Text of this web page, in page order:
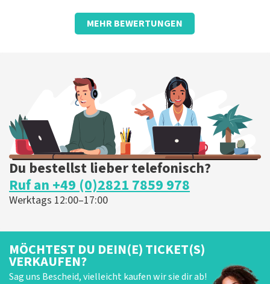
Bewertung von Luc Huysmans überTopTicketShop
Pünktlicher Service
MEHR BEWERTUNGEN
Du bestellst lieber telefonisch?
Ruf an +49 (0)2821 7859 978
Werktags 12:00–17:00
MÖCHTEST DU DEIN(E) TICKET(S)
VERKAUFEN?
Sag uns Bescheid, vielleicht kaufen wir sie dir ab!